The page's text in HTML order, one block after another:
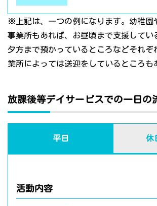
※上記は、一つの例になります。幼稚園
事業所もあれば、お昼頃まで支援してい
夕方まで預かっているところなどそれぞ
業所によっては送迎をしているところも
放課後等デイサービスでの一日の
平日 休
活動内容